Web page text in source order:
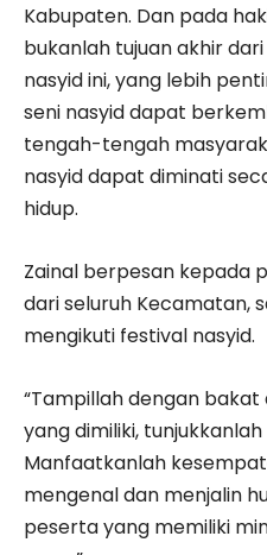
Kabupaten. Dan pada
bukanlah tujuan akhir
nasyid ini, yang lebih
seni nasyid dapat
tengah-tengah
nasyid dapat diminati
hidup.
Zainal berpesan kepada
dari seluruh Kecamatan,
mengikuti festival nasyid.
“Tampillah dengan
yang dimiliki,
Manfaatkanlah
mengenal dan menjalin
peserta yang memiliki